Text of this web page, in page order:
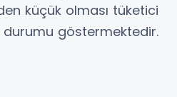
küçük olması tüketici
göstermektedir.